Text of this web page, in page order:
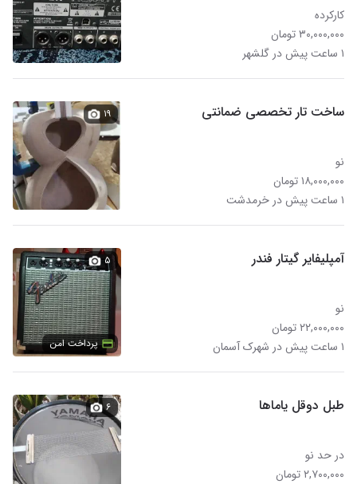
کارکرده
۳۰,۰۰۰,۰۰۰ تومان
۱ ساعت پیش در گلشهر
ساخت تار تخصصی ضمانتی
نو
۱۸,۰۰۰,۰۰۰ تومان
۱ ساعت پیش در خرمدشت
۱۹
آمپلیفایر گیتار فندر
نو
۲۲,۰۰۰,۰۰۰ تومان
۱ ساعت پیش در شهرک آسمان
۵
پرداخت امن
طبل دوقل یاماها
در حد نو
۲,۷۰۰,۰۰۰ تومان
۶